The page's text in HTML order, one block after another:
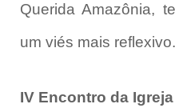
Querida Amazônia,
um viés mais reflexivo.
IV Encontro da